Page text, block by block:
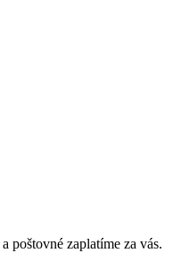
a poštovné zaplatíme za vás.